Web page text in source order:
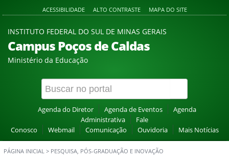
ACESSIBILIDADE ALTO CONTRASTE MAPA DO SITE
INSTITUTO FEDERAL DO SUL DE MINAS GERAIS
Campus Poços de Caldas
Ministério da Educação
Agenda do Diretor Agenda de Eventos
Agenda
Administrativa
Fale
Conosco
Webmail Comunicação Ouvidoria Mais Notícias
PÁGINA INICIAL > PESQUISA, PÓS-GRADUAÇÃO E INOVAÇÃO